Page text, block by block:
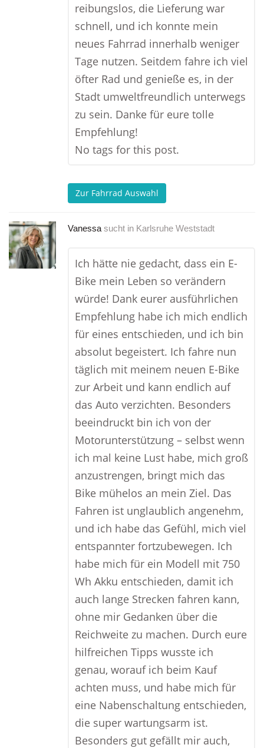
reibungslos, die Lieferung war
schnell, und ich konnte mein
neues Fahrrad innerhalb weniger
Tage nutzen. Seitdem fahre ich viel
öfter Rad und genieße es, in der
Stadt umweltfreundlich unterwegs
zu sein. Danke für eure tolle
Empfehlung!
No tags for this post.
Zur Fahrrad Auswahl
Vanessa sucht in Karlsruhe Weststadt
Ich hätte nie gedacht, dass ein E-
Bike mein Leben so verändern
würde! Dank eurer ausführlichen
Empfehlung habe ich mich endlich
für eines entschieden, und ich bin
absolut begeistert. Ich fahre nun
täglich mit meinem neuen E-Bike
zur Arbeit und kann endlich auf
das Auto verzichten. Besonders
beeindruckt bin ich von der
Motorunterstützung – selbst wenn
ich mal keine Lust habe, mich groß
anzustrengen, bringt mich das
Bike mühelos an mein Ziel. Das
Fahren ist unglaublich angenehm,
und ich habe das Gefühl, mich viel
entspannter fortzubewegen. Ich
habe mich für ein Modell mit 750
Wh Akku entschieden, damit ich
auch lange Strecken fahren kann,
ohne mir Gedanken über die
Reichweite zu machen. Durch eure
hilfreichen Tipps wusste ich
genau, worauf ich beim Kauf
achten muss, und habe mich für
eine Nabenschaltung entschieden,
die super wartungsarm ist.
Besonders gut gefällt mir auch,